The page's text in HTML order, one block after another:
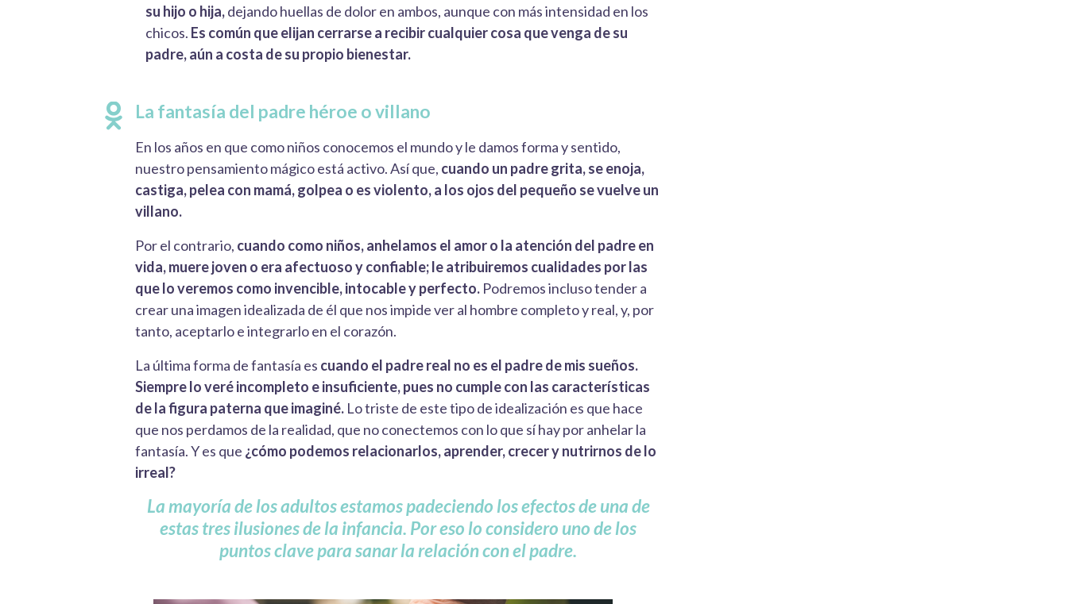
su hijo o hija,dejando huellas de dolor en ambos, aunque con más intensidad en los
chicos. Es común que elijan cerrarse a recibir cualquier cosa que venga de su
padre, aún a costa de su propio bienestar.
La fantasía del padre héroe o villano
En los años en que como niños conocemos el mundo y le damos forma y sentido,
nuestro pensamiento mágico está activo. Así que, cuando un padre grita, se enoja,
castiga, pelea con mamá, golpea o es violento, a los ojos del pequeño se vuelve un
villano.
Por el contrario, cuando como niños, anhelamos el amor o la atención del padre en
vida, muere joven o era afectuoso y confiable; le atribuiremos cualidades por las
que lo veremos como invencible, intocable y perfecto. Podremos incluso tender a
crear una imagen idealizada de él que nos impide ver al hombre completo y real, y, por
tanto, aceptarlo e integrarlo en el corazón.
La última forma de fantasía es cuando el padre real no es el padre de mis sueños.
Siempre lo veré incompleto e insuficiente, pues no cumple con las características
de la figura paterna que imaginé. Lo triste de este tipo de idealización es que hace
que nos perdamos de la realidad, que no conectemos con lo que sí hay por anhelar la
fantasía. Y es que ¿cómo podemos relacionarlos, aprender, crecer y nutrirnos de lo
irreal?
La mayoría de los adultos estamos padeciendo los efectos de una de
estas tres ilusiones de la infancia. Por eso lo considero uno de los
puntos clave para sanar la relación con el padre.